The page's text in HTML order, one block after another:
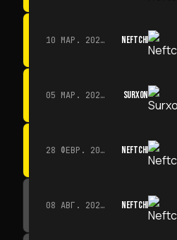
10 МАР. 2026 Г. · 14:00 NEFTCHI
05 МАР. 2026 Г. · 14:30 SURXON
28 ФЕВР. 2026 Г. · 13:45 NEFTCHI
08 АВГ. 2026 Г. · 14:00 NEFTCHI